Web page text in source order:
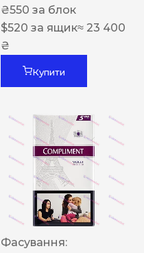
₴550 за блок
$520 за ящик≈ 23 400
₴
Купити
Фасування: